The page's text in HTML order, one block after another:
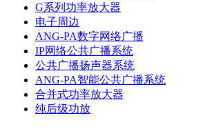
G系列功率放大器
电子周边
ANG-PA数字网络广播
IP网络公共广播系统
公共广播扬声器系统
ANG-PA智能公共广播系统
合并式功率放大器
纯后级功放